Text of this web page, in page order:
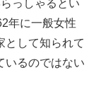
っしゃるとい
年に一般女性
として知られて
いるのではない